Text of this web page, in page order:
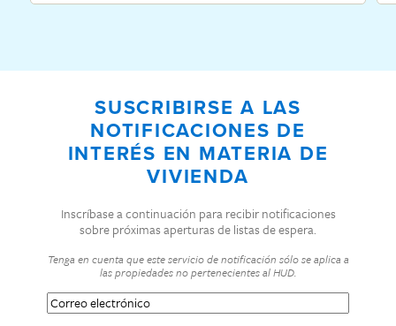
SUSCRIBIRSE A LAS
NOTIFICACIONES DE
INTERÉS EN MATERIA DE
VIVIENDA
Inscríbase a continuación para recibir notificaciones
sobre próximas aperturas de listas de espera.
Tenga en cuenta que este servicio de notificación sólo se aplica a
las propiedades no pertenecientes al HUD.
Correo
electrónico(Obligatorio)